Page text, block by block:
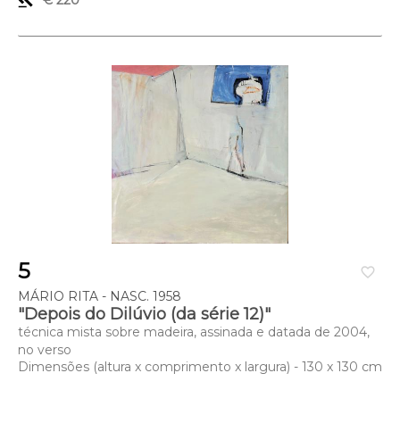
favorite_border
5
MÁRIO RITA - NASC. 1958
"Depois do Dilúvio (da série 12)"
técnica mista sobre madeira, assinada e datada de 2004,
no verso
Dimensões (altura x comprimento x largura) - 130 x 130 cm